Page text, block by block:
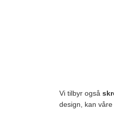
Vi tilbyr også
design, kan våre